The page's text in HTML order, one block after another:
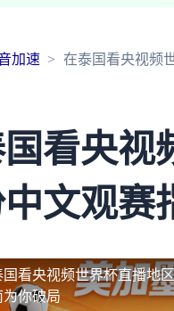
加速 在泰国看央视频
看央视
文观赛
国看央视频世界杯直播地
为你破局